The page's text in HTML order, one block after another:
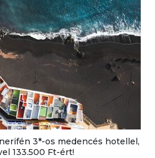
3*-os medencés hotellel,
133.500 Ft-ért!